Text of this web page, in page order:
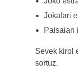
Jokalari
Paisaian
Sevek kirol
sortuz.